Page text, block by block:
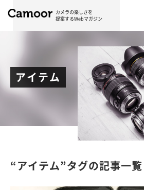
カメラの楽しさを
提案するWebマガジン
アイテム
“アイテム”タグの記事一覧